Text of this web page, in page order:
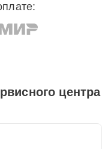
центра